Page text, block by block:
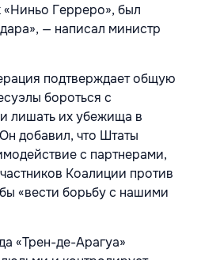
Герреро», был
— написал министр
подтверждает общую
бороться с
лишать их убежища в
добавил, что Штаты
с партнерами,
Коалиции против
«вести борьбу с нашими
«Трен-де-Арагуа»